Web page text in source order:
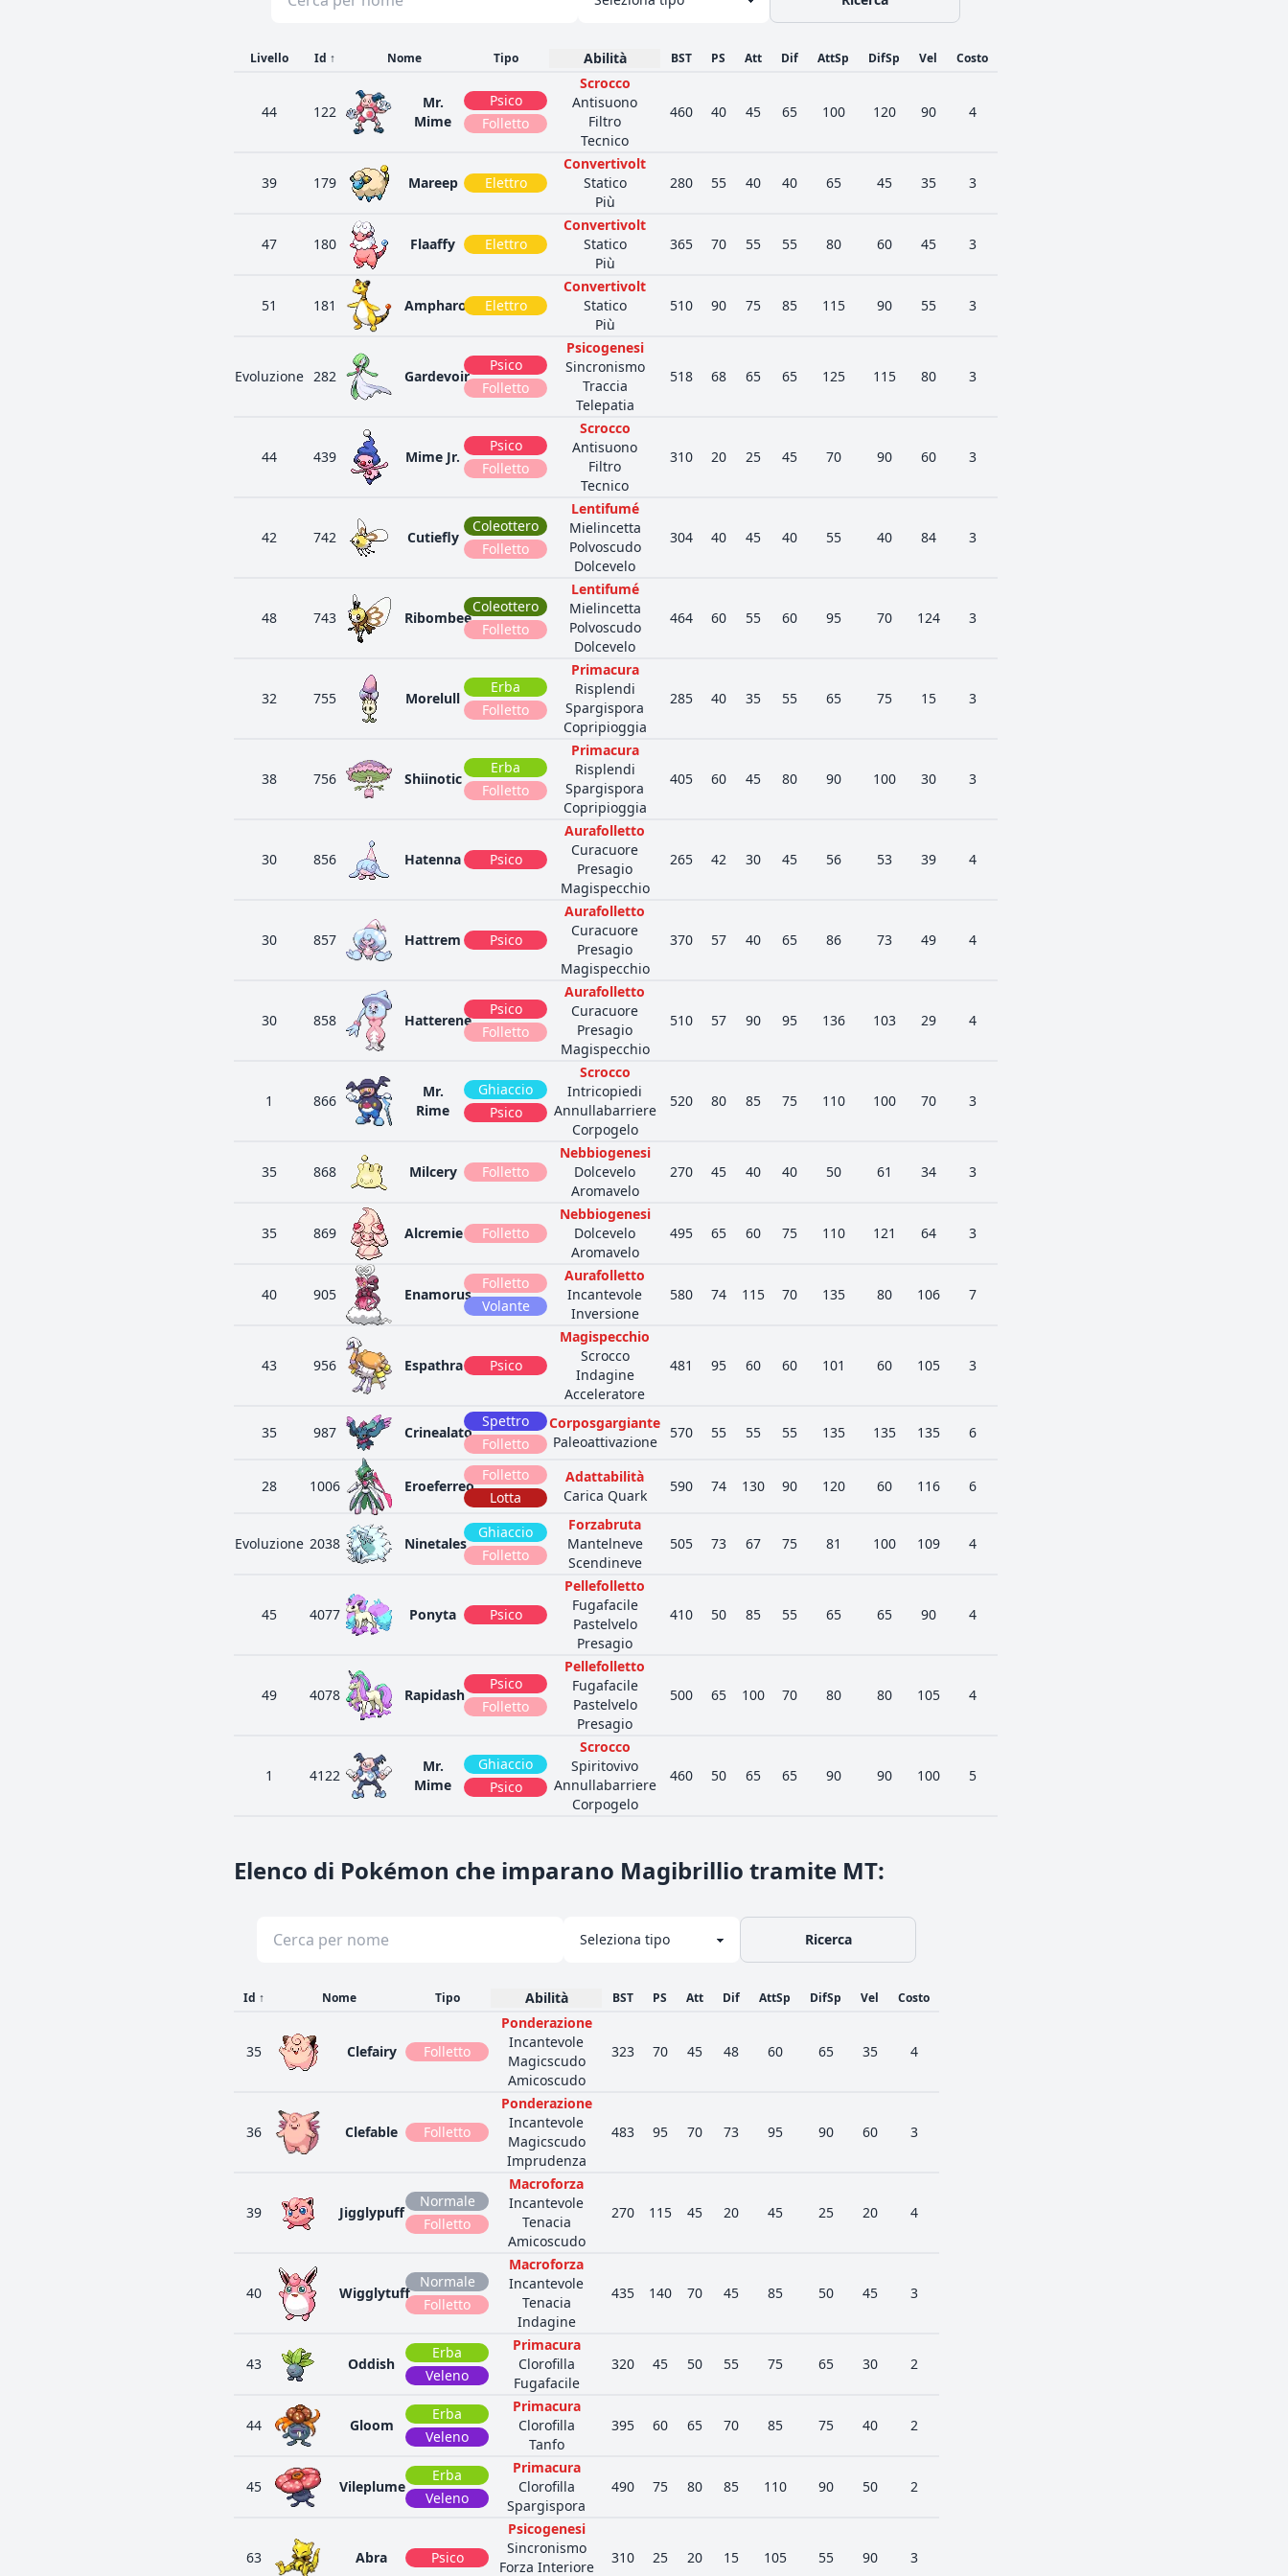
Livello Id ↑ Nome Tipo Abilità BST PS Att Dif AttSp DifSp Vel Costo
44 122
Mr.
Mime
Psico
Folletto
Scrocco
Antisuono
Filtro
Tecnico
460 40 45 65 100 120 90 4
39 179 Mareep Elettro
Convertivolt
Statico
Più
280 55 40 40 65 45 35 3
47 180 Flaaffy Elettro
Convertivolt
Statico
Più
365 70 55 55 80 60 45 3
51 181 Ampharos Elettro
Convertivolt
Statico
Più
510 90 75 85 115 90 55 3
Evoluzione 282 Gardevoir
Psico
Folletto
Psicogenesi
Sincronismo
Traccia
Telepatia
518 68 65 65 125 115 80 3
44 439 Mime Jr.
Psico
Folletto
Scrocco
Antisuono
Filtro
Tecnico
310 20 25 45 70 90 60 3
42 742 Cutiefly
Coleottero
Folletto
Lentifumé
Mielincetta
Polvoscudo
Dolcevelo
304 40 45 40 55 40 84 3
48 743 Ribombee
Coleottero
Folletto
Lentifumé
Mielincetta
Polvoscudo
Dolcevelo
464 60 55 60 95 70 124 3
32 755 Morelull
Erba
Folletto
Primacura
Risplendi
Spargispora
Copripioggia
285 40 35 55 65 75 15 3
38 756 Shiinotic
Erba
Folletto
Primacura
Risplendi
Spargispora
Copripioggia
405 60 45 80 90 100 30 3
30 856 Hatenna Psico
Aurafolletto
Curacuore
Presagio
Magispecchio
265 42 30 45 56 53 39 4
30 857 Hattrem Psico
Aurafolletto
Curacuore
Presagio
Magispecchio
370 57 40 65 86 73 49 4
30 858 Hatterene
Psico
Folletto
Aurafolletto
Curacuore
Presagio
Magispecchio
510 57 90 95 136 103 29 4
1 866
Mr.
Rime
Ghiaccio
Psico
Scrocco
Intricopiedi
Annullabarriere
Corpogelo
520 80 85 75 110 100 70 3
35 868 Milcery Folletto
Nebbiogenesi
Dolcevelo
Aromavelo
270 45 40 40 50 61 34 3
35 869 Alcremie Folletto
Nebbiogenesi
Dolcevelo
Aromavelo
495 65 60 75 110 121 64 3
40 905 Enamorus
Folletto
Volante
Aurafolletto
Incantevole
Inversione
580 74 115 70 135 80 106 7
43 956 Espathra Psico
Magispecchio
Scrocco
Indagine
Acceleratore
481 95 60 60 101 60 105 3
35 987 Crinealato
Spettro
Folletto
Corposgargiante
Paleoattivazione
570 55 55 55 135 135 135 6
28 1006 Eroeferreo
Folletto
Lotta
Adattabilità
Carica Quark
590 74 130 90 120 60 116 6
Evoluzione 2038 Ninetales
Ghiaccio
Folletto
Forzabruta
Mantelneve
Scendineve
505 73 67 75 81 100 109 4
45 4077 Ponyta Psico
Pellefolletto
Fugafacile
Pastelvelo
Presagio
410 50 85 55 65 65 90 4
49 4078 Rapidash
Psico
Folletto
Pellefolletto
Fugafacile
Pastelvelo
Presagio
500 65 100 70 80 80 105 4
1 4122
Mr.
Mime
Ghiaccio
Psico
Scrocco
Spiritovivo
Annullabarriere
Corpogelo
460 50 65 65 90 90 100 5
Elenco di Pokémon che imparano Magibrillio tramite MT:
Ricerca
Id ↑ Nome Tipo Abilità BST PS Att Dif AttSp DifSp Vel Costo
35 Clefairy Folletto
Ponderazione
Incantevole
Magicscudo
Amicoscudo
323 70 45 48 60 65 35 4
36 Clefable Folletto
Ponderazione
Incantevole
Magicscudo
Imprudenza
483 95 70 73 95 90 60 3
39 Jigglypuff
Normale
Folletto
Macroforza
Incantevole
Tenacia
Amicoscudo
270 115 45 20 45 25 20 4
40 Wigglytuff
Normale
Folletto
Macroforza
Incantevole
Tenacia
Indagine
435 140 70 45 85 50 45 3
43 Oddish
Erba
Veleno
Primacura
Clorofilla
Fugafacile
320 45 50 55 75 65 30 2
44 Gloom
Erba
Veleno
Primacura
Clorofilla
Tanfo
395 60 65 70 85 75 40 2
45 Vileplume
Erba
Veleno
Primacura
Clorofilla
Spargispora
490 75 80 85 110 90 50 2
63 Abra Psico
Psicogenesi
Sincronismo
Forza Interiore
310 25 20 15 105 55 90 3